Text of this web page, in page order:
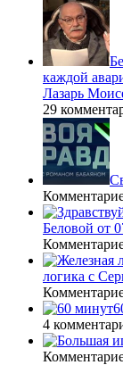
каждой
Лазарь
29
Беловой от
логика с
4